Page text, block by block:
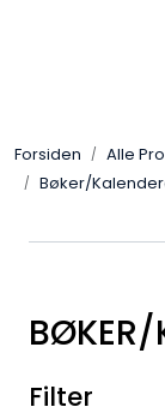
Forsiden Alle
Bøker/
BØKER/
Filter
Leverandører